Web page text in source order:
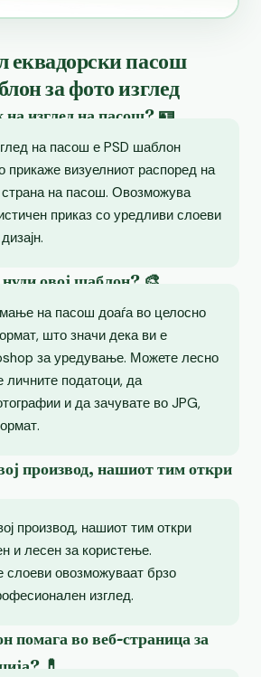
еквадорски пасош
за фото изглед
изглед на пасош? 🪪
на пасош е PSD шаблон
прикаже визуелниот распоред на
на пасош. Овозможува
приказ со уредливи слоеви
овој шаблон? 🎨
на пасош доаѓа во целосно
што значи дека ви е
за уредување. Можете лесно
личните податоци, да
и да зачувате во JPG,
производ, нашиот тим откри
производ, нашиот тим откри
и лесен за користење.
слоеви овозможуваат брзо
изглед.
помага во веб-страница за
💊